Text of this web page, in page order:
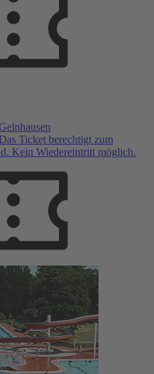
Ticket berechtigt zum
Kein Wiedereintritt möglich.